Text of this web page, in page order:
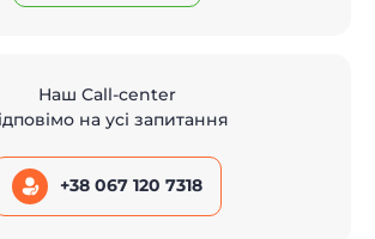
Наш Call-center
на усі запитання
+38 067 120 7318